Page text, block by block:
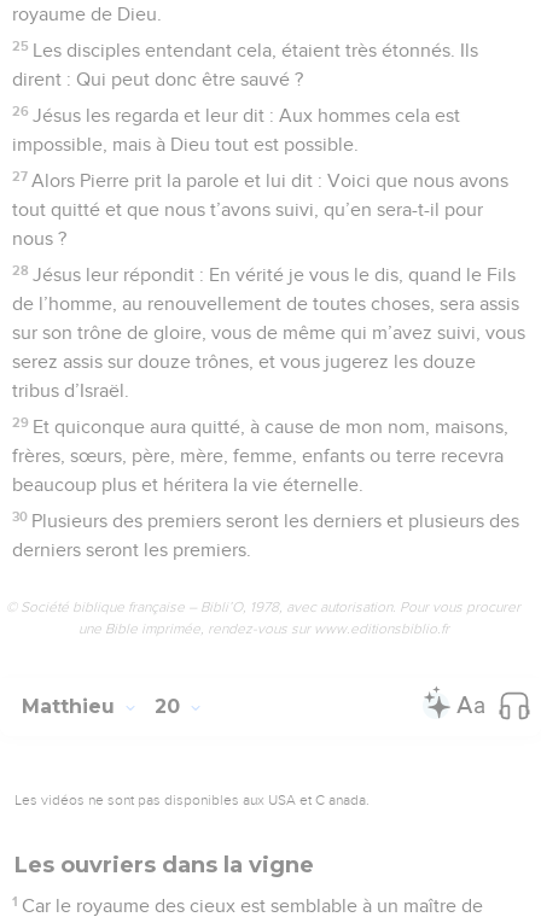
royaume de Dieu.
25 Les disciples entendant cela, étaient très étonnés. Ils
dirent : Qui peut donc être sauvé ?
26 Jésus les regarda et leur dit : Aux hommes cela est
impossible, mais à Dieu tout est possible.
27 Alors Pierre prit la parole et lui dit : Voici que nous avons
tout quitté et que nous t’avons suivi, qu’en sera-t-il pour
nous ?
28 Jésus leur répondit : En vérité je vous le dis, quand le Fils
de l’homme, au renouvellement de toutes choses, sera assis
sur son trône de gloire, vous de même qui m’avez suivi, vous
serez assis sur douze trônes, et vous jugerez les douze
tribus d’Israël.
29 Et quiconque aura quitté, à cause de mon nom, maisons,
frères, sœurs, père, mère, femme, enfants ou terre recevra
beaucoup plus et héritera la vie éternelle.
30 Plusieurs des premiers seront les derniers et plusieurs des
derniers seront les premiers.
© Société biblique française – Bibli’O, 1978, avec autorisation. Pour vous procurer
une Bible imprimée, rendez-vous sur www.editionsbiblio.fr
Matthieu 20
Les vidéos ne sont pas disponibles aux USA et C anada.
Les ouvriers dans la vigne
1 Car le royaume des cieux est semblable à un maître de